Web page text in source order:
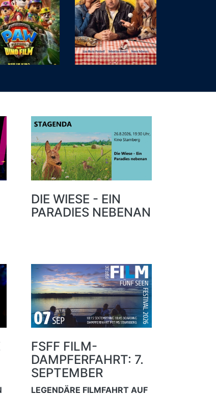
Weiter
DIE WIESE - EIN
PARADIES NEBENAN
FSFF FILM-
DAMPFERFAHRT: 7.
SEPTEMBER
LEGENDÄRE FILMFAHRT AUF